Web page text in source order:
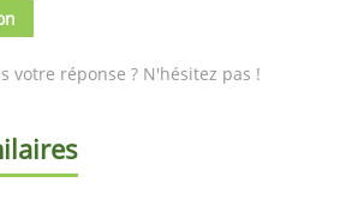
votre réponse ? N'hésitez pas !